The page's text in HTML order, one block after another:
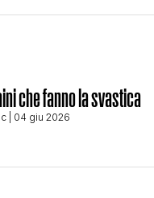
che fanno la svastica
| 04 giu 2026